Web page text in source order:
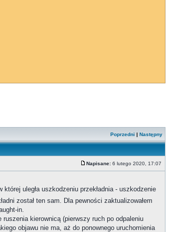
Poprzedni | Następny
Napisane: 6 lutego 2020, 17:07
uległa uszkodzeniu przekładnia - uszkodzenie
został ten sam. Dla pewności zaktualizowałem
in.
kierownicą (pierwszy ruch po odpaleniu
objawu nie ma, aż do ponownego uruchomienia